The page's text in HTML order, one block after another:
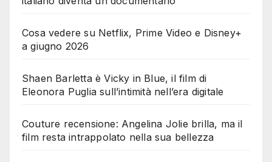
Cosa vedere su Netflix, Prime Video e Disney+
a giugno 2026
Shaen Barletta è Vicky in Blue, il film di
Eleonora Puglia sull’intimità nell’era digitale
Couture recensione: Angelina Jolie brilla, ma il
film resta intrappolato nella sua bellezza